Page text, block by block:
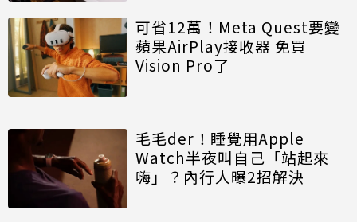
可省12萬！Meta Quest要變
蘋果AirPlay接收器 免買
Vision Pro了
毛毛der！睡覺用Apple
Watch半夜叫自己「站起來
嗨」？內行人曝2招解決